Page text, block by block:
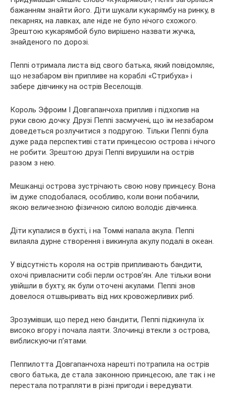
бажанням знайти його. Діти шукали кукарямбу на ринку, в
пекарнях, на лавках, але ніде не було нічого схожого.
Зрештою кукарямбой було вирішено назвати жучка,
знайденого по дорозі.
Пеппі отримала листа від свого батька, який повідомляє,
що незабаром він припливе на кораблі «Стрибуха» і
забере дівчинку на острів Веселощів.
Король Эфроим I Довгапанчоха приплив і підхопив на
руки свою дочку. Друзі Пеппі засмучені, що їм незабаром
доведеться розлучитися з подругою. Тільки Пеппі була
дуже рада перспективі стати принцесою острова і нічого
не робити. Зрештою друзі Пеппі вирушили на острів
разом з нею.
Мешканці острова зустрічають свою нову принцесу. Вона
їм дуже сподобалася, особливо, коли вони побачили,
якою величезною фізичною силою володіє дівчинка.
Діти купалися в бухті, і на Томмі напала акула. Пеппі
вилаяла дурне створення і викинула акулу подалі в океан.
У відсутність короля на острів припливають бандити,
охочі привласнити собі перли остров’ян. Але тільки вони
увійшли в бухту, як були оточені акулами. Пеппі знов
довелося отшвыривать від них кровожерливих риб.
Зрозумівши, що перед нею бандити, Пеппі підкинула їх
високо вгору і почала лаяти. Злочинці втекли з острова,
виблискуючи п’ятами.
Пеппилотта Довгапанчоха нарешті потрапила на острів
свого батька, де стала законною принцесою, але так і не
перестала потрапляти в різні пригоди і вередувати.